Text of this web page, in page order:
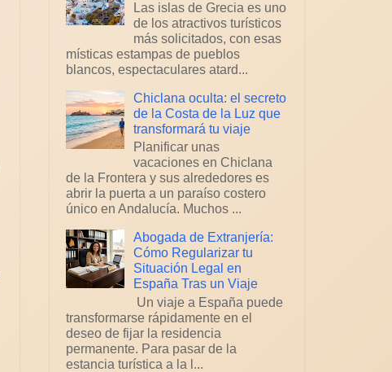
Las islas de Grecia es uno
de los atractivos turísticos
más solicitados, con esas
místicas estampas de pueblos
blancos, espectaculares atard...
Chiclana oculta: el secreto
de la Costa de la Luz que
transformará tu viaje
Planificar unas
vacaciones en Chiclana
de la Frontera y sus alrededores es
abrir la puerta a un paraíso costero
único en Andalucía. Muchos ...
Abogada de Extranjería:
Cómo Regularizar tu
Situación Legal en
España Tras un Viaje
Un viaje a España puede
transformarse rápidamente en el
deseo de fijar la residencia
permanente. Para pasar de la
estancia turística a la l...